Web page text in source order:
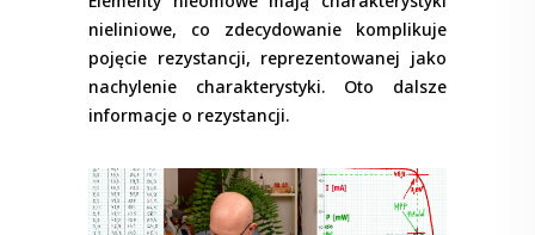
nieliniowe, co zdecydowanie komplikuje
pojęcie rezystancji, reprezentowanej jako
nachylenie charakterystyki. Oto dalsze
informacje o rezystancji.